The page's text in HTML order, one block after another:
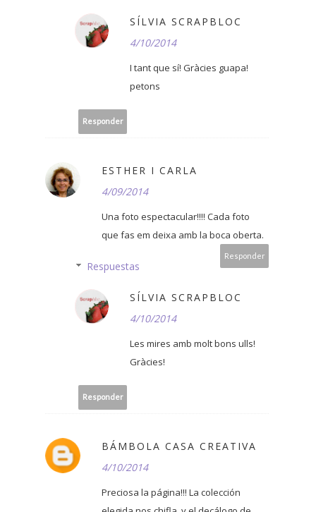
SÍLVIA SCRAPBLOC
4/10/2014
I tant que sí! Gràcies guapa!
petons
Responder
ESTHER I CARLA
4/09/2014
Una foto espectacular!!!! Cada foto
que fas em deixa amb la boca oberta.
Responder
Respuestas
SÍLVIA SCRAPBLOC
4/10/2014
Les mires amb molt bons ulls!
Gràcies!
Responder
BÁMBOLA CASA CREATIVA
4/10/2014
Preciosa la página!!! La colección